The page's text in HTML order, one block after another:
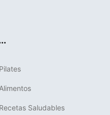
Pilates
Alimentos
Recetas Saludables